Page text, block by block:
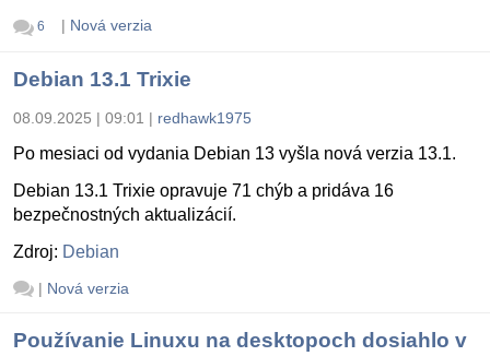
6 | Nová verzia
Debian 13.1 Trixie
08.09.2025 | 09:01 | redhawk1975
Po mesiaci od vydania Debian 13 vyšla nová verzia 13.1.
Debian 13.1 Trixie opravuje 71 chýb a pridáva 16
bezpečnostných aktualizácií.
Zdroj: Debian
| Nová verzia
Používanie Linuxu na desktopoch dosiahlo v